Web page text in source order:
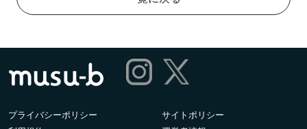
プライバシーポリシー
サイトポリシー